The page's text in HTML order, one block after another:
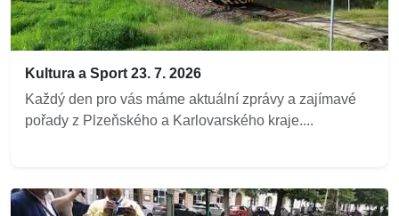
Kultura a Sport 23. 7. 2026
Každý den pro vás máme aktuální zprávy a zajímavé
pořady z Plzeňského a Karlovarského kraje....